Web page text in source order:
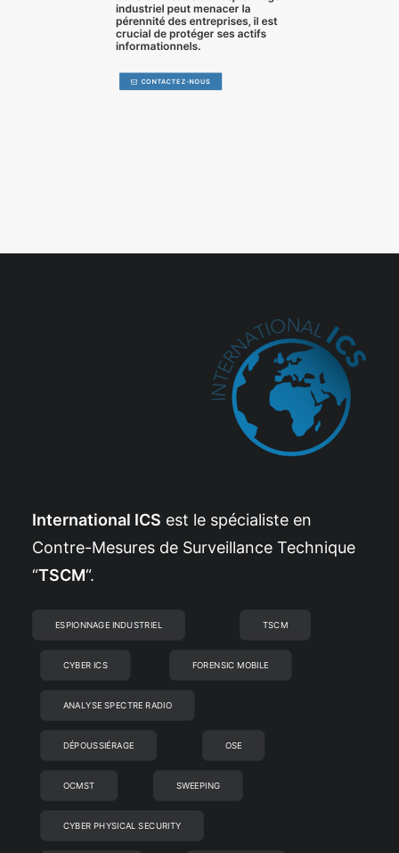
industriel peut menacer la
pérennité des entreprises, il est
crucial de protéger ses actifs
informationnels.
CONTACTEZ-NOUS
International ICS est le spécialiste en
Contre-Mesures de Surveillance Technique
“TSCM“.
ESPIONNAGE INDUSTRIEL TSCM
CYBER ICS FORENSIC MOBILE
ANALYSE SPECTRE RADIO
DÉPOUSSIÉRAGE OSE
OCMST SWEEPING
CYBER PHYSICAL SECURITY